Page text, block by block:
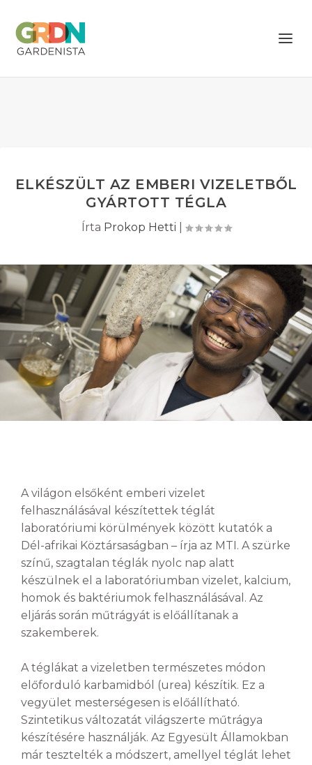
ELKÉSZÜLT AZ EMBERI VIZELETBŐL
GYÁRTOTT TÉGLA
Írta Prokop Hetti
A világon elsőként emberi vizelet
felhasználásával készítettek téglát
laboratóriumi körülmények között kutatók a
Dél-afrikai Köztársaságban – írja az MTI. A szürke
színű, szagtalan téglák nyolc nap alatt
készülnek el a laboratóriumban vizelet, kalcium,
homok és baktériumok felhasználásával. Az
eljárás során műtrágyát is előállítanak a
szakemberek.
A téglákat a vizeletben természetes módon
előforduló karbamidból (urea) készítik. Ez a
vegyület mesterségesen is előállítható.
Szintetikus változatát világszerte műtrágya
készítésére használják. Az Egyesült Államokban
már tesztelték a módszert, amellyel téglát lehet